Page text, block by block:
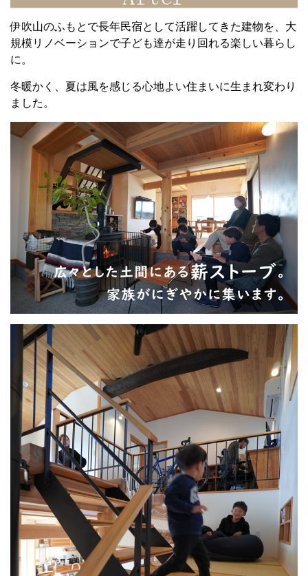
伊吹山のふもとで長年民宿として活躍してきた建物を、大
規模リノベーションで子ども達が走り回れる楽しい暮らし
に。
冬暖かく、夏は風を感じる心地よい住まいに生まれ変わり
ました。